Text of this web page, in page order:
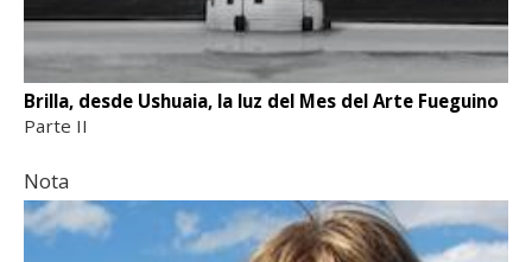
Brilla, desde Ushuaia, la luz del Mes del Arte Fueguino
Parte II
Nota